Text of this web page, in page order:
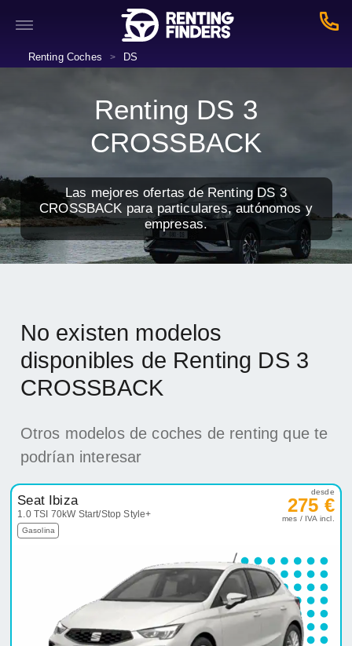
Renting Coches > DS
Renting DS 3
CROSSBACK
Las mejores ofertas de Renting DS 3
CROSSBACK para particulares, autónomos y
empresas.
No existen modelos
disponibles de Renting DS 3
CROSSBACK
Otros modelos de coches de renting que te
podrían interesar
Seat Ibiza
1.0 TSI 70kW Start/Stop Style+
Gasolina
desde
275 €
mes / IVA incl.